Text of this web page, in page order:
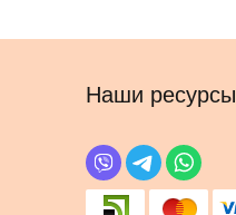
Наши ресурсы